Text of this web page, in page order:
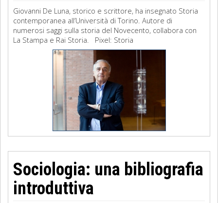
Giovanni De Luna, storico e scrittore, ha insegnato Storia
contemporanea all’Università di Torino. Autore di
numerosi saggi sulla storia del Novecento, collabora con
La Stampa e Rai Storia. Pixel: Storia
Sociologia: una bibliografia
introduttiva